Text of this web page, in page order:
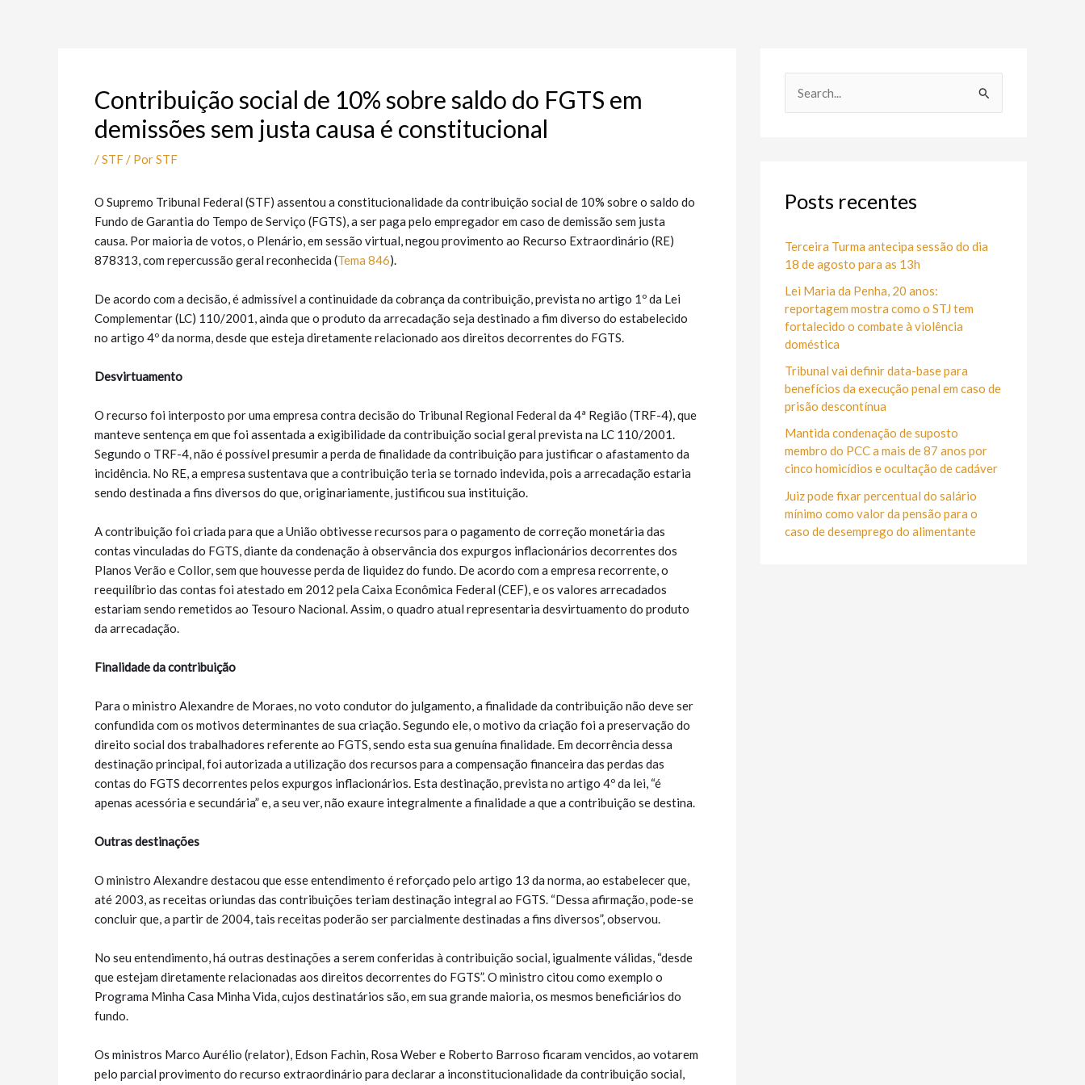
Contribuição social de 10% sobre saldo do FGTS em
demissões sem justa causa é constitucional
/STF/ PorSTF
O Supremo Tribunal Federal (STF) assentou a constitucionalidade da contribuição social de 10% sobre o saldo do
Fundo de Garantia do Tempo de Serviço (FGTS), a ser paga pelo empregador em caso de demissão sem justa
causa. Por maioria de votos, o Plenário, em sessão virtual, negou provimento ao Recurso Extraordinário (RE)
878313, com repercussão geral reconhecida (Tema 846).
De acordo com a decisão, é admissível a continuidade da cobrança da contribuição, prevista no artigo 1º da Lei
Complementar (LC) 110/2001, ainda que o produto da arrecadação seja destinado a fim diverso do estabelecido
no artigo 4º da norma, desde que esteja diretamente relacionado aos direitos decorrentes do FGTS.
Desvirtuamento
O recurso foi interposto por uma empresa contra decisão do Tribunal Regional Federal da 4ª Região (TRF-4), que
manteve sentença em que foi assentada a exigibilidade da contribuição social geral prevista na LC 110/2001.
Segundo o TRF-4, não é possível presumir a perda de finalidade da contribuição para justificar o afastamento da
incidência. No RE, a empresa sustentava que a contribuição teria se tornado indevida, pois a arrecadação estaria
sendo destinada a fins diversos do que, originariamente, justificou sua instituição.
A contribuição foi criada para que a União obtivesse recursos para o pagamento de correção monetária das
contas vinculadas do FGTS, diante da condenação à observância dos expurgos inflacionários decorrentes dos
Planos Verão e Collor, sem que houvesse perda de liquidez do fundo. De acordo com a empresa recorrente, o
reequilíbrio das contas foi atestado em 2012 pela Caixa Econômica Federal (CEF), e os valores arrecadados
estariam sendo remetidos ao Tesouro Nacional. Assim, o quadro atual representaria desvirtuamento do produto
da arrecadação.
Finalidade da contribuição
Para o ministro Alexandre de Moraes, no voto condutor do julgamento, a finalidade da contribuição não deve ser
confundida com os motivos determinantes de sua criação. Segundo ele, o motivo da criação foi a preservação do
direito social dos trabalhadores referente ao FGTS, sendo esta sua genuína finalidade. Em decorrência dessa
destinação principal, foi autorizada a utilização dos recursos para a compensação financeira das perdas das
contas do FGTS decorrentes pelos expurgos inflacionários. Esta destinação, prevista no artigo 4º da lei, “é
apenas acessória e secundária” e, a seu ver, não exaure integralmente a finalidade a que a contribuição se destina.
Outras destinações
O ministro Alexandre destacou que esse entendimento é reforçado pelo artigo 13 da norma, ao estabelecer que,
até 2003, as receitas oriundas das contribuições teriam destinação integral ao FGTS. “Dessa afirmação, pode-se
concluir que, a partir de 2004, tais receitas poderão ser parcialmente destinadas a fins diversos”, observou.
No seu entendimento, há outras destinações a serem conferidas à contribuição social, igualmente válidas, “desde
que estejam diretamente relacionadas aos direitos decorrentes do FGTS”. O ministro citou como exemplo o
Programa Minha Casa Minha Vida, cujos destinatários são, em sua grande maioria, os mesmos beneficiários do
fundo.
Os ministros Marco Aurélio (relator), Edson Fachin, Rosa Weber e Roberto Barroso ficaram vencidos, ao votarem
pelo parcial provimento do recurso extraordinário para declarar a inconstitucionalidade da contribuição social,
u
s
a
r
p
o
r
:
Posts recentes
Terceira Turma antecipa sessão do dia
18 de agosto para as 13h
Lei Maria da Penha, 20 anos:
reportagem mostra como o STJ tem
fortalecido o combate à violência
doméstica
Tribunal vai definir data-base para
benefícios da execução penal em caso de
prisão descontínua
Mantida condenação de suposto
membro do PCC a mais de 87 anos por
cinco homicídios e ocultação de cadáver
Juiz pode fixar percentual do salário
mínimo como valor da pensão para o
caso de desemprego do alimentante